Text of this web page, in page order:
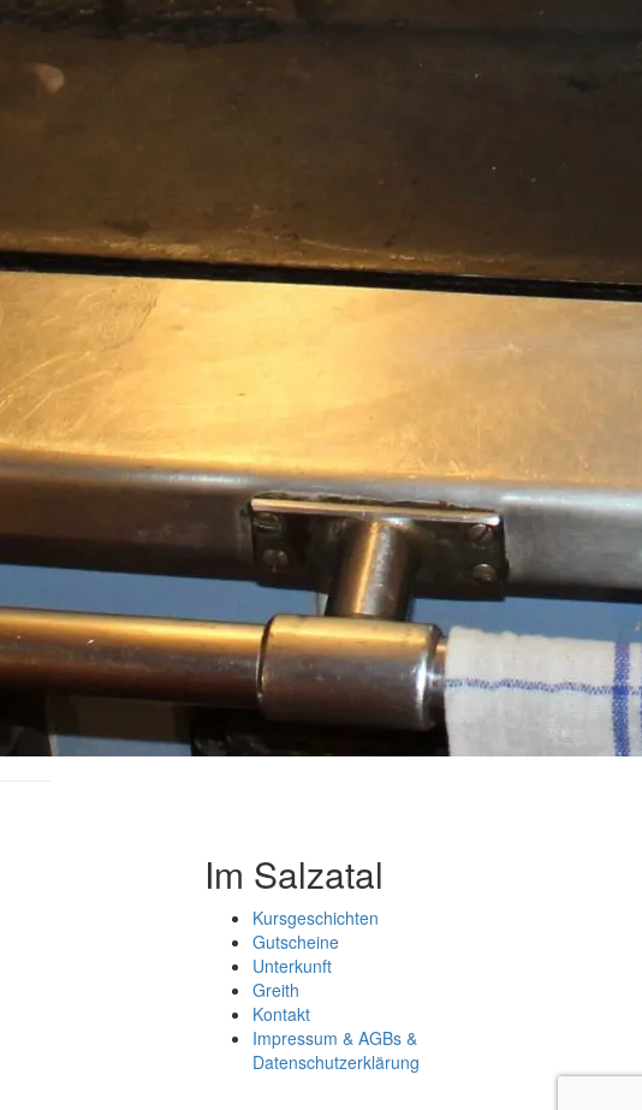
Im Salzatal
Kursgeschichten
Gutscheine
Unterkunft
Greith
Kontakt
Impressum & AGBs &
Datenschutzerklärung